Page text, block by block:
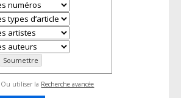
Ou utiliser la Recherche avancée